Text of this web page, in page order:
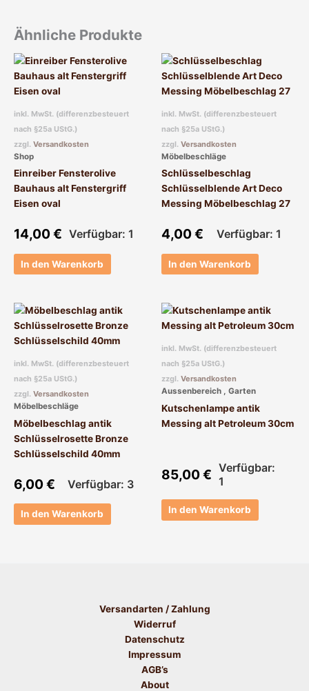
Ähnliche Produkte
inkl. MwSt. (differenzbesteuert
nach §25a UStG.)
zzgl. Versandkosten
Shop
Einreiber Fensterolive
Bauhaus alt Fenstergriff
Eisen oval
14,00€ Verfügbar: 1
In den Warenkorb
inkl. MwSt. (differenzbesteuert
nach §25a UStG.)
zzgl. Versandkosten
Möbelbeschläge
Schlüsselbeschlag
Schlüsselblende Art Deco
Messing Möbelbeschlag 27
4,00€ Verfügbar: 1
In den Warenkorb
inkl. MwSt. (differenzbesteuert
nach §25a UStG.)
zzgl. Versandkosten
Möbelbeschläge
Möbelbeschlag antik
Schlüsselrosette Bronze
Schlüsselschild 40mm
6,00€ Verfügbar: 3
In den Warenkorb
inkl. MwSt. (differenzbesteuert
nach §25a UStG.)
zzgl. Versandkosten
Aussenbereich , Garten
Kutschenlampe antik
Messing alt Petroleum 30cm
85,00€ Verfügbar:
1
In den Warenkorb
Versandarten / Zahlung
Widerruf
Datenschutz
Impressum
AGB’s
About